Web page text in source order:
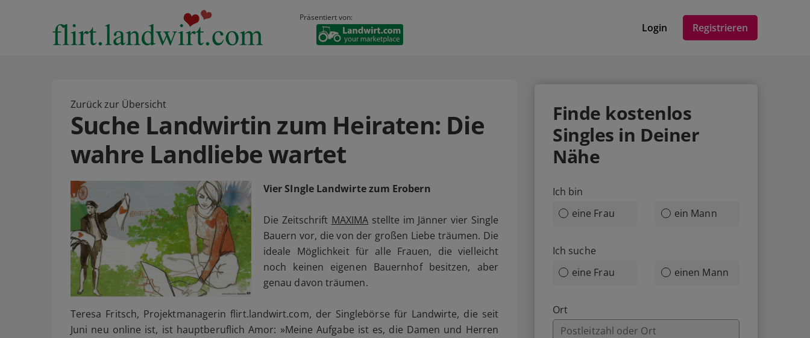
Präsentiert von:
Login Registrieren
Zurück zur Übersicht
Suche Landwirtin zum Heiraten: Die
wahre Landliebe wartet
Vier SIngle Landwirte zum Erobern
Die Zeitschrift MAXIMA stellte im Jänner vier Single
Bauern vor, die von der großen Liebe träumen. Die
ideale Möglichkeit für alle Frauen, die vielleicht
noch keinen eigenen Bauernhof besitzen, aber
genau davon träumen.
Teresa Fritsch, Projektmanagerin flirt.landwirt.com, der Singlebörse für Landwirte, die seit
Juni neu online ist, ist hauptberuflich Amor: »Meine Aufgabe ist es, die Damen und Herren
Finde kostenlos
Singles in Deiner
Nähe
Ich bin
eine Frau
ein Mann
Ich suche
eine Frau
einen Mann
Ort